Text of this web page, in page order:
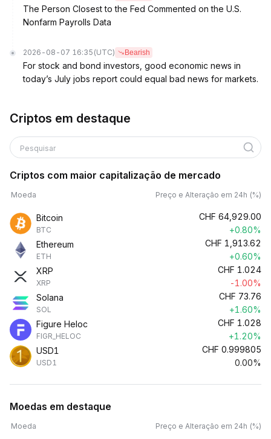
The Person Closest to the Fed Commented on the U.S.
Nonfarm Payrolls Data
2026-08-07 16:35 (UTC) Bearish
For stock and bond investors, good economic news in
today’s July jobs report could equal bad news for markets.
Criptos em destaque
Pesquisar
Criptos com maior capitalização de mercado
Moeda Preço e Alteração em 24h (%)
Bitcoin
BTC
CHF 64,929.00
+0.80%
Ethereum
ETH
CHF 1,913.62
+0.60%
XRP
XRP
CHF 1.024
-1.00%
Solana
SOL
CHF 73.76
+1.60%
Figure Heloc
FIGR_HELOC
CHF 1.028
+1.20%
USD1
USD1
CHF 0.999805
0.00%
Moedas em destaque
Moeda Preço e Alteração em 24h (%)